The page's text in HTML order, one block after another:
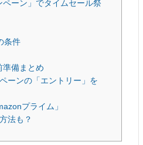
ペーン」でタイムセール祭
条件
準備まとめ
ーンの「エントリー」を
プライム」
法も？